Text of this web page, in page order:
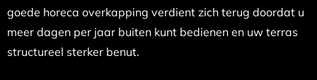
goede horeca overkapping verdient zich terug doordat u
meer dagen per jaar buiten kunt bedienen en uw terras
structureel sterker benut.